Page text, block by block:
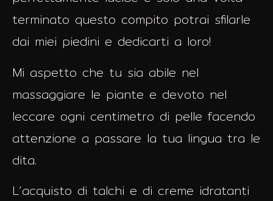
terminato questo compito potrai sfilarle
dai miei piedini e dedicarti a loro!
Mi aspetto che tu sia abile nel
massaggiare le piante e devoto nel
leccare ogni centimetro di pelle facendo
attenzione a passare la tua lingua tra le
dita.
L’acquisto di talchi e di creme idratanti